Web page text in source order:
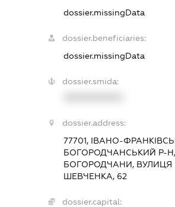
dossier.missingData
dossier.beneficiaries:
dossier.missingData
dossier.smida:
dossier.address:
77701, ІВАНО-
БОГОРОДЧАНСЬКИЙ Р-Н,
БОГОРОДЧАНИ, ВУЛИЦЯ
ШЕВЧЕНКА, 62
dossier.capital: